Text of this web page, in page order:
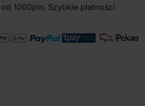
1000pln. Szybkie płatności